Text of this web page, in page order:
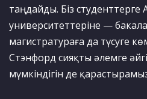
таңдайды. Біз студенттерге
университеттеріне —
магистратураға да түсуге
Стэнфорд сияқты әлемге
мүмкіндігін де